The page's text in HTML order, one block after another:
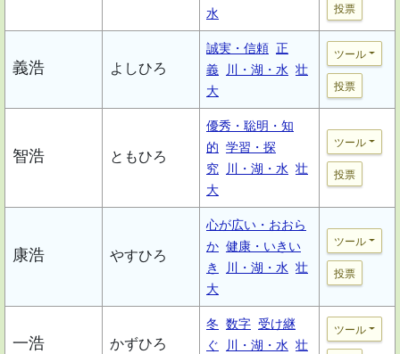
水
投票
義浩 よしひろ
誠実・信頼 正
義
川・湖・水 壮
大
ツール
投票
智浩 ともひろ
優秀・聡明・知
的 学習・探
究
川・湖・水 壮
大
ツール
投票
康浩 やすひろ
心が広い・おおら
か 健康・いきい
き
川・湖・水 壮
大
ツール
投票
一浩 かずひろ
冬 数字 受け継
ぐ
川・湖・水 壮
ツール